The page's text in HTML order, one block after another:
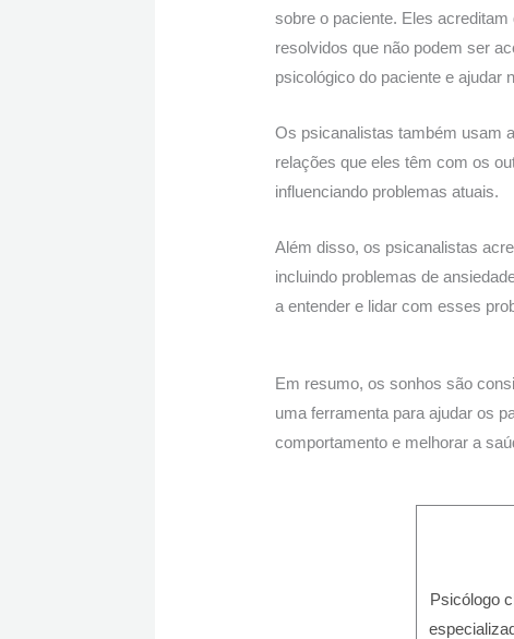
sobre o paciente. Eles
resolvidos que não podem ser
psicológico do paciente e ajudar
Os psicanalistas também usam
relações que eles têm com os
influenciando problemas atuais.
Além disso, os psicanalistas
incluindo problemas de
a entender e lidar com esses
Em resumo, os sonhos são
uma ferramenta para ajudar os
comportamento e melhorar a
Psicólogo